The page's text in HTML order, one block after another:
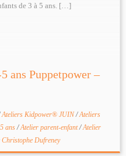
de 3 à 5 ans. […]
ans Puppetpower –
Ateliers Kidpower® JUIN/Ateliers
ans/Atelier parent-enfant/Atelier
Christophe Dufreney